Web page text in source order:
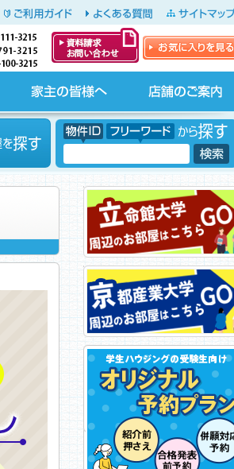
ご利用ガイド よくある質問 サイトマップ
資料請求・お問
い合わせ
物件ID フリーワードから探す